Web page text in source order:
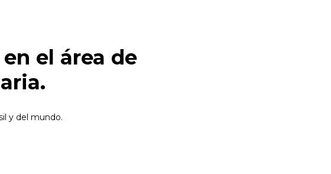
el área de
y del mundo.